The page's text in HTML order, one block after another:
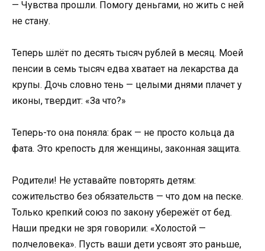
— Чувства прошли. Помогу деньгами, но жить с ней
не стану.
Теперь шлёт по десять тысяч рублей в месяц. Моей
пенсии в семь тысяч едва хватает на лекарства да
крупы. Дочь словно тень — целыми днями плачет у
иконы, твердит: «За что?»
Теперь-то она поняла: брак — не просто кольца да
фата. Это крепость для женщины, законная защита.
Родители! Не уставайте повторять детям:
сожительство без обязательств — что дом на песке.
Только крепкий союз по закону убережёт от бед.
Наши предки не зря говорили: «Холостой —
полчеловека». Пусть ваши дети усвоят это раньше,